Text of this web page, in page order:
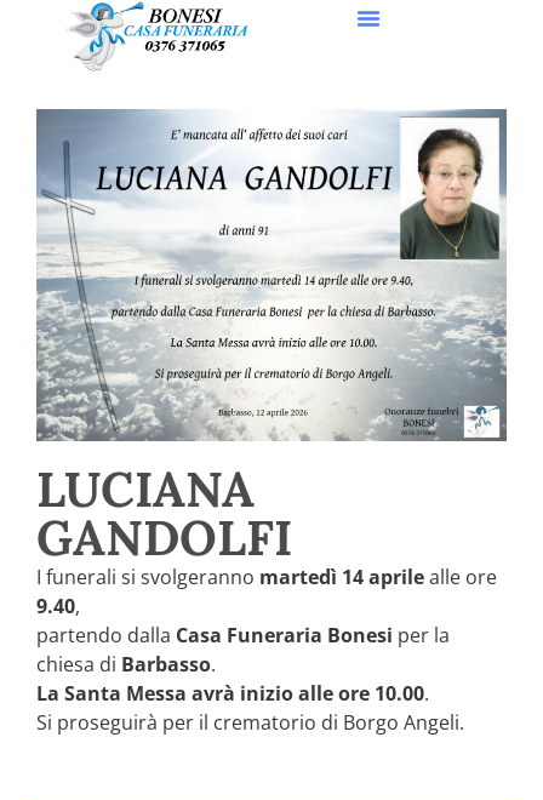
LUCIANA
GANDOLFI
I funerali si svolgeranno martedì 14 aprilealle ore
9.40,
partendo dalla Casa Funeraria Bonesi per la
chiesa di Barbasso.
La Santa Messa avrà inizio alle ore 10.00.
Si proseguirà per il crematorio di Borgo Angeli.